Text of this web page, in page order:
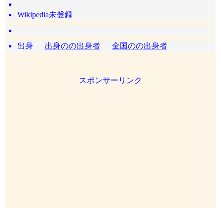
Wikipedia未登録
出身 出身のの出身者 全国のの出身者
スポンサーリンク